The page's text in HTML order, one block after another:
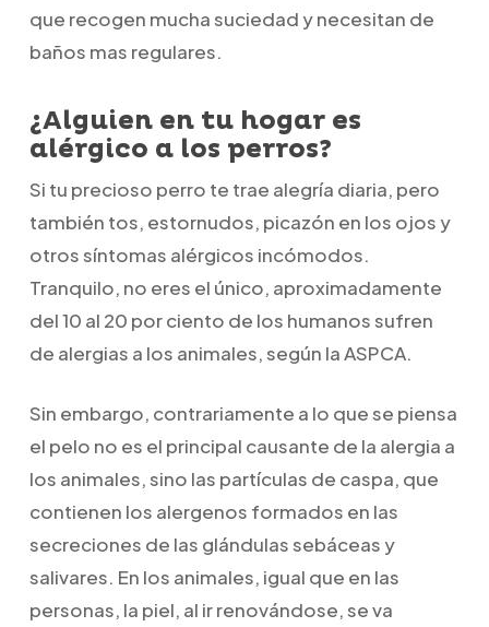
que recogen mucha suciedad y necesitan de
baños mas regulares.
¿Alguien en tu hogar es
alérgico a los perros?
Si tu precioso perro te trae alegría diaria, pero
también tos, estornudos, picazón en los ojos y
otros síntomas alérgicos incómodos.
Tranquilo, no eres el único, aproximadamente
del 10 al 20 por ciento de los humanos sufren
de alergias a los animales, según la ASPCA.
Sin embargo, contrariamente a lo que se piensa
el pelo no es el principal causante de la alergia a
los animales, sino las partículas de caspa, que
contienen los alergenos formados en las
secreciones de las glándulas sebáceas y
salivares. En los animales, igual que en las
personas, la piel, al ir renovándose, se va